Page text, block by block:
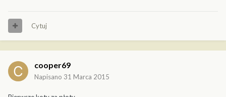
Cytuj
cooper69
Napisano 31 Marca 2015